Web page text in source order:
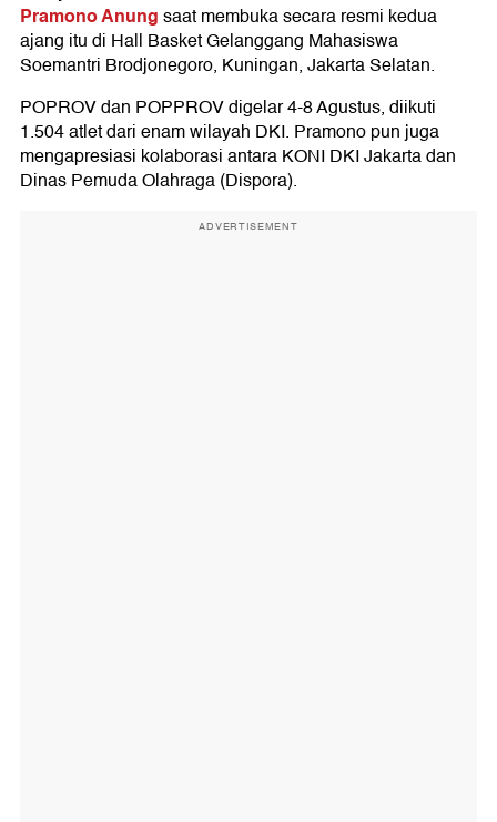
Pramono Anungsaat membuka secara resmi kedua
ajang itu di Hall Basket Gelanggang Mahasiswa
Soemantri Brodjonegoro, Kuningan, Jakarta Selatan.
POPROV dan POPPROV digelar 4-8 Agustus, diikuti
1.504 atlet dari enam wilayah DKI. Pramono pun juga
mengapresiasi kolaborasi antara KONI DKI Jakarta dan
Dinas Pemuda Olahraga (Dispora).
ADVERTISEMENT